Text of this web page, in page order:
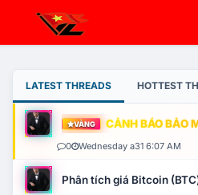
LATEST THREADS HOTTEST
VÀNG CẢNH BÁO BẢO
0 Wednesday a31 6:07 AM
Phân tích giá Bitcoin